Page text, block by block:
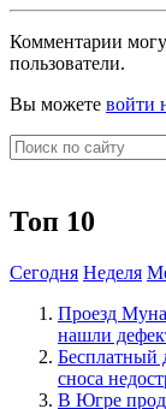
Комментарии
пользователи.
Вы можете войти
Топ 10
Сегодня Неделя
​Проезд
нашли
​Бесплатный
сноса
​В Югре